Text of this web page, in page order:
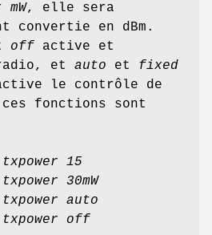
mW, elle sera
convertie en dBm.
off active et
et auto et fixed
le contrôle de
fonctions sont
15
30mW
auto
off